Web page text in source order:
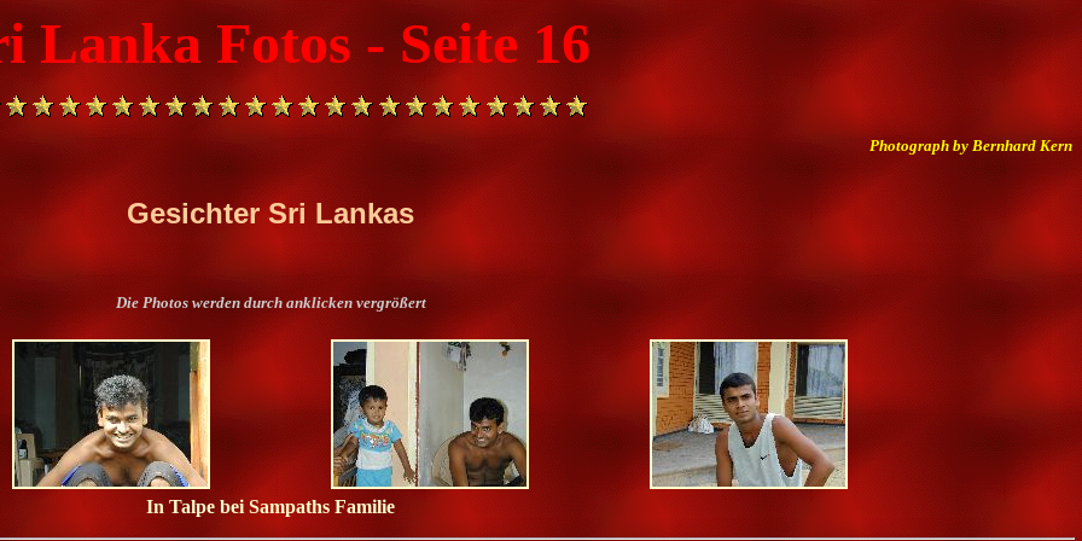
Lanka Fotos - Seite 16
Photograph by Bernhard Kern
Gesichter Sri Lankas
Die Photos werden durch anklicken vergrößert
In Talpe bei Sampaths Familie